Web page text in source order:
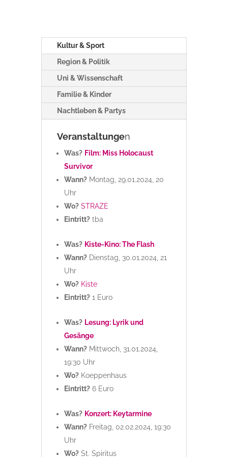
Kultur & Sport
Region & Politik
Uni & Wissenschaft
Familie & Kinder
Nachtleben & Partys
Veranstaltungen
Was? Film: Miss Holocaust
Survivor
Wann?Montag, 29.01.2024, 20
Uhr
Wo? STRAZE
Eintritt?tba
Was? Kiste-Kino: The Flash
Wann?Dienstag, 30.01.2024, 21
Uhr
Wo? Kiste
Eintritt?1 Euro
Was? Lesung: Lyrik und
Gesänge
Wann?Mittwoch, 31.01.2024,
19:30 Uhr
Wo?Koeppenhaus
Eintritt?6 Euro
Was? Konzert: Keytarmine
Wann?Freitag, 02.02.2024, 19:30
Uhr
Wo?St. Spiritus